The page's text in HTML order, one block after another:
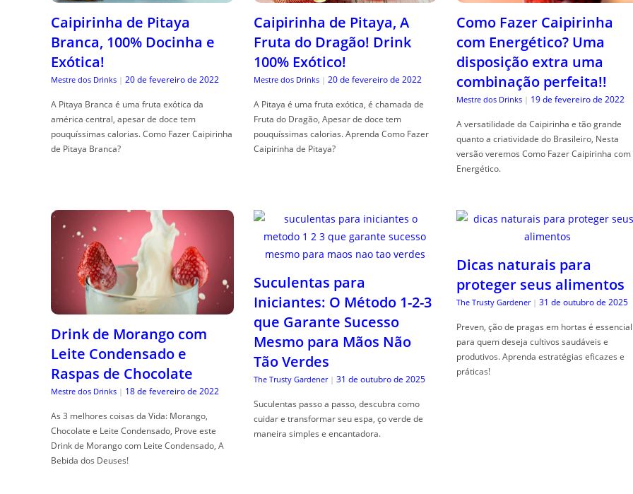
Caipirinha de Pitaya
Branca, 100% Docinha e
Exótica!
Mestre dos Drinks | 20 de fevereiro de 2022
A Pitaya Branca é uma fruta exótica da
américa central, apesar de doce tem
pouquíssimas calorias. Como Fazer Caipirinha
de Pitaya Branca?
Caipirinha de Pitaya, A
Fruta do Dragão! Drink
100% Exótico!
Mestre dos Drinks | 20 de fevereiro de 2022
A Pitaya é uma fruta exótica, é chamada de
Fruta do Dragão, Apesar de doce tem
pouquíssimas calorias. Aprenda Como Fazer
Caipirinha de Pitaya?
Como Fazer Caipirinha
com Energético? Uma
disposição extra uma
combinação perfeita!!
Mestre dos Drinks | 19 de fevereiro de 2022
A versatilidade da Caipirinha e tão grande
quanto a criatividade do Brasileiro, Nesta
versão veremos Como Fazer Caipirinha com
Energético.
Drink de Morango com
Leite Condensado e
Raspas de Chocolate
Mestre dos Drinks | 18 de fevereiro de 2022
As 3 melhores coisas da Vida: Morango,
Chocolate e Leite Condensado, Prove este
Drink de Morango com Leite Condensado, A
Bebida dos Deuses!
Suculentas para
Iniciantes: O Método 1-2-3
que Garante Sucesso
Mesmo para Mãos Não
Tão Verdes
The Trusty Gardener | 31 de outubro de 2025
Suculentas passo a passo, descubra como
cuidar e transformar seu espa, ço verde de
maneira simples e encantadora.
Dicas naturais para
proteger seus alimentos
The Trusty Gardener | 31 de outubro de 2025
Preven, ção de pragas em hortas é essencial
para quem deseja cultivos saudáveis e
produtivos. Aprenda estratégias eficazes e
práticas!